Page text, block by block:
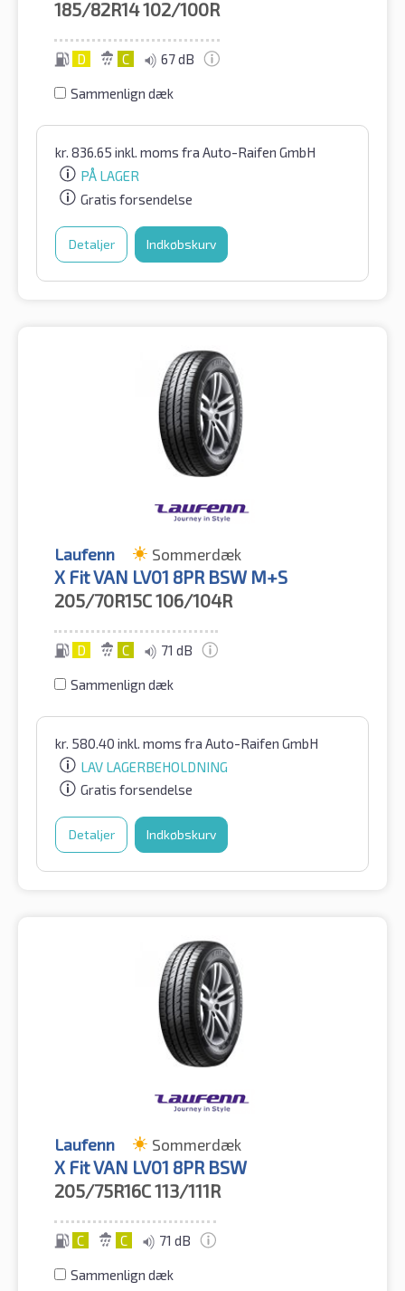
185/82R14102/100R
D C 67 dB
Sammenlign dæk
kr. 836.65 inkl. moms fra Auto-Raifen GmbH
PÅ LAGER
Gratis forsendelse
Detaljer Indkøbskurv
Laufenn Sommerdæk
X Fit VAN LV01 8PR BSW M+S
205/70R15C106/104R
D C 71 dB
Sammenlign dæk
kr. 580.40 inkl. moms fra Auto-Raifen GmbH
LAV LAGERBEHOLDNING
Gratis forsendelse
Detaljer Indkøbskurv
Laufenn Sommerdæk
X Fit VAN LV01 8PR BSW
205/75R16C113/111R
C C 71 dB
Sammenlign dæk